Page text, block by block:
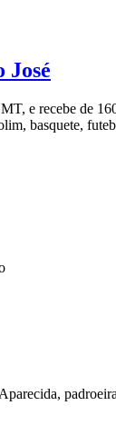
José
e recebe de
basquete,